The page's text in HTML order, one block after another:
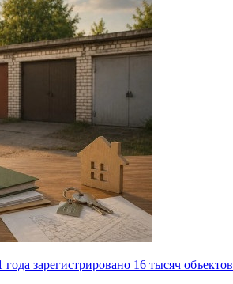
зарегистрировано 16 тысяч объектов